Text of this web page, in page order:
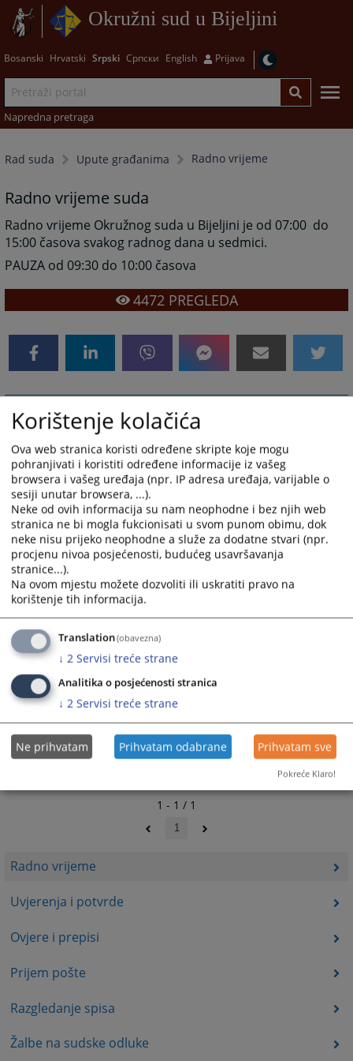
Okružni sud u Bijeljini
Bosanski Hrvatski Srpski Српски English Prijava
Napredna pretraga
Rad suda Upute građanima Radno vrijeme
Radno vrijeme
Uvjerenja i potvrde
Ovjere i prepisi
Prijem pošte
Razgledanje spisa
Žalbe na sudske odluke
Radno vrijeme suda
Radno vrijeme Okružnog suda u Bijeljini je od 07:00 do
15:00 časova svakog radnog dana u sedmici.
PAUZA od 09:30 do 10:00 časova
4472 PREGLEDA
1 - 1 / 1
1
Korištenje kolačića
Ova web stranica koristi određene skripte koje mogu
pohranjivati i koristiti određene informacije iz vašeg
browsera i vašeg uređaja (npr. IP adresa uređaja, varijable o
sesiji unutar browsera, ...).
Neke od ovih informacija su nam neophodne i bez njih web
stranica ne bi mogla fukcionisati u svom punom obimu, dok
neke nisu prijeko neophodne a služe za dodatne stvari (npr.
procjenu nivoa posjećenosti, budućeg usavršavanja
stranice...).
Na ovom mjestu možete dozvoliti ili uskratiti pravo na
korištenje tih informacija.
Translation(obavezna)
↓ 2 Servisi treće strane
Analitika o posjećenosti stranica
↓ 2 Servisi treće strane
Ne prihvatam Prihvatam odabrane Prihvatam sve
Pokreće Klaro!